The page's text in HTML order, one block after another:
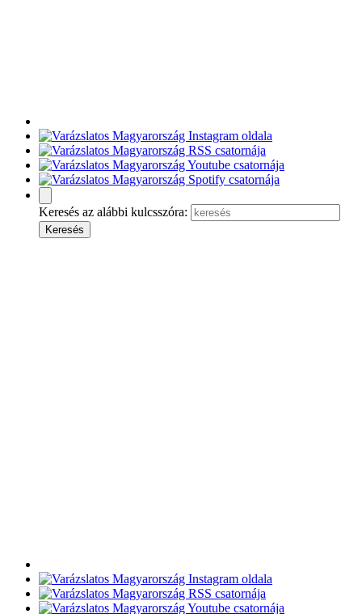
Keresés az alábbi kulcsszóra: